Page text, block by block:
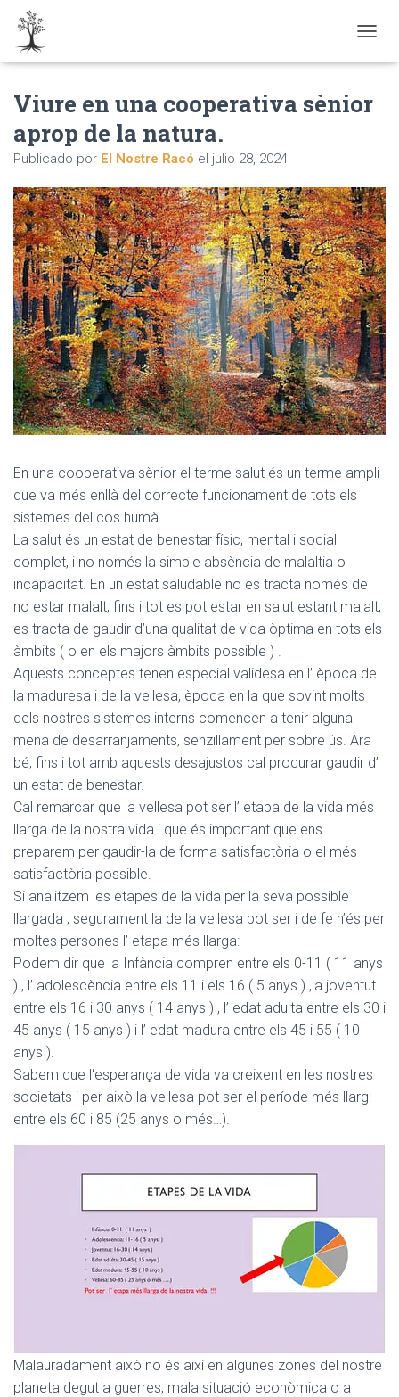
Viure en una cooperativa sènior
aprop de la natura.
Publicado por El Nostre Racó el julio 28, 2024
En una cooperativa sènior el terme salut és un terme ampli
que va més enllà del correcte funcionament de tots els
sistemes del cos humà.
La salut és un estat de benestar físic, mental i social
complet, i no només la simple absència de malaltia o
incapacitat. En un estat saludable no es tracta només de
no estar malalt, fins i tot es pot estar en salut estant malalt,
es tracta de gaudir d’una qualitat de vida òptima en tots els
àmbits ( o en els majors àmbits possible ) .
Aquests conceptes tenen especial validesa en l’ època de
la maduresa i de la vellesa, època en la que sovint molts
dels nostres sistemes interns comencen a tenir alguna
mena de desarranjaments, senzillament per sobre ús. Ara
bé, fins i tot amb aquests desajustos cal procurar gaudir d’
un estat de benestar.
Cal remarcar que la vellesa pot ser l’ etapa de la vida més
llarga de la nostra vida i que és important que ens
preparem per gaudir-la de forma satisfactòria o el més
satisfactòria possible.
Si analitzem les etapes de la vida per la seva possible
llargada , segurament la de la vellesa pot ser i de fe n’és per
moltes persones l’ etapa més llarga:
Podem dir que la Infància compren entre els 0-11 ( 11 anys
) , l’ adolescència entre els 11 i els 16 ( 5 anys ) ,la joventut
entre els 16 i 30 anys ( 14 anys ) , l’ edat adulta entre els 30 i
45 anys ( 15 anys ) i l’ edat madura entre els 45 i 55 ( 10
anys ).
Sabem que l‘esperança de vida va creixent en les nostres
societats i per això la vellesa pot ser el període més llarg:
entre els 60 i 85 (25 anys o més…).
Malauradament això no és així en algunes zones del nostre
planeta degut a guerres, mala situació econòmica o a